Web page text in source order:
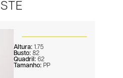
Altura: 1.75
Busto: 82
Quadril: 62
Tamanho: PP